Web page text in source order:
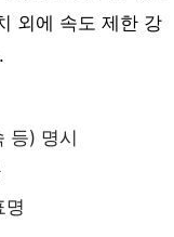
외에 속도 제한 강
등) 명시
명